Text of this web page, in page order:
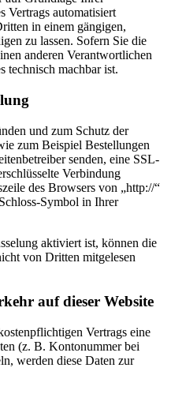
automatisiert
in einem gängigen,
zu lassen. Sofern Sie die
anderen Verantwortlichen
technisch machbar ist.
und zum Schutz der
zum Beispiel Bestellungen
senden, eine SSL-
Verbindung
des Browsers von „http://“
Symbol in Ihrer
aktiviert ist, können die
von Dritten mitgelesen
auf dieser Website
Vertrags eine
(z. B. Kontonummer bei
werden diese Daten zur